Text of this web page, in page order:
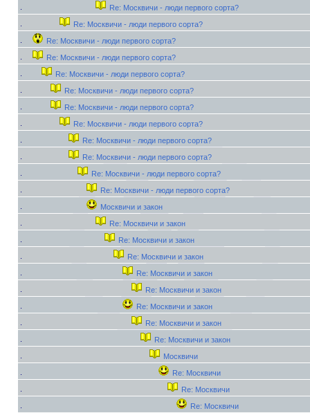
Re: Москвичи - люди первого сорта?
Re: Москвичи - люди первого сорта?
Re: Москвичи - люди первого сорта?
Re: Москвичи - люди первого сорта?
Re: Москвичи - люди первого сорта?
Re: Москвичи - люди первого сорта?
Re: Москвичи - люди первого сорта?
Re: Москвичи - люди первого сорта?
Re: Москвичи - люди первого сорта?
Re: Москвичи - люди первого сорта?
Re: Москвичи - люди первого сорта?
Re: Москвичи - люди первого сорта?
Москвичи и закон
Re: Москвичи и закон
Re: Москвичи и закон
Re: Москвичи и закон
Re: Москвичи и закон
Re: Москвичи и закон
Re: Москвичи и закон
Re: Москвичи и закон
Re: Москвичи и закон
Москвичи
Re: Москвичи
Re: Москвичи
Re: Москвичи